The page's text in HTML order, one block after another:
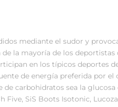
mediante el sudor y
la mayoría de los
en los típicos deportes
de energía preferida por el
carbohidratos sea la
Five, SiS Boots Isotonic,